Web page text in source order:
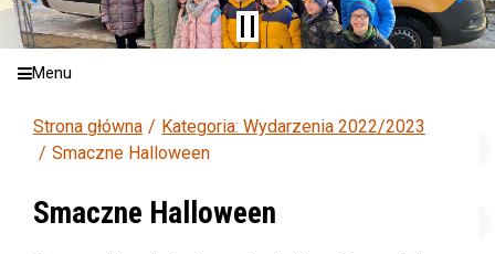
Menu
Strona główna
Kategoria: Wydarzenia 2022/2023
Smaczne Halloween
Smaczne Halloween